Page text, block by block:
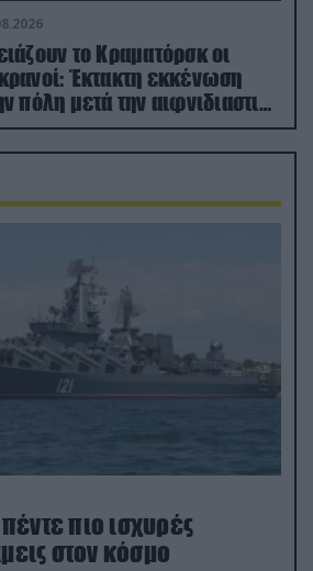
το Κραματόρσκ οι
Έκτακτη εκκένωση
πόλη μετά την αιφνιδιαστική
των Ρώσων (βίντεο)
πέντε πιο ισχυρές
στον κόσμο